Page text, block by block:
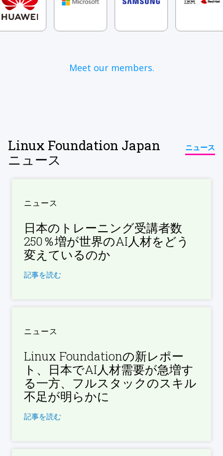
Meet our members.
Linux Foundation Japan
ニュース
ニュース
ニュース
日本のトレーニング受講者数
250％増が世界のAI人材をどう
変えているのか
記事を読む
ニュース
Linux Foundationの新レポー
ト、日本でAI人材需要が急増す
る一方、フルスタックのスキル
不足が明らかに
記事を読む